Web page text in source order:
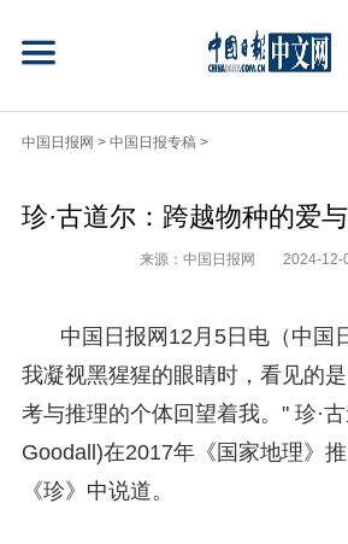
中国日报网 > 中国日报专稿 >
珍·古道尔：跨越物种的爱
来源：中国日报网 2024-12-
中国日报网12月5日电（中国
我凝视黑猩猩的眼睛时，看见的
考与推理的个体回望着我。" 珍·
Goodall)在2017年《国家地理》
《珍》中说道。